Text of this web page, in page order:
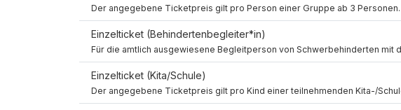
Der angegebene Ticketpreis gilt pro Person einer Gruppe ab 3 Personen.
Einzelticket (Behindertenbegleiter*in)
Für die amtlich ausgewiesene Begleitperson von Schwerbehinderten mit
Einzelticket (Kita/Schule)
Der angegebene Ticketpreis gilt pro Kind einer teilnehmenden Kita-/